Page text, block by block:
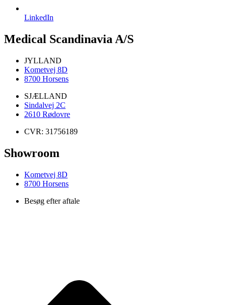
LinkedIn
Medical Scandinavia A/S
JYLLAND
Kometvej 8D
8700 Horsens
SJÆLLAND
Sindalvej 2C
2610 Rødovre
CVR: 31756189
Showroom
Kometvej 8D
8700 Horsens
Besøg efter aftale